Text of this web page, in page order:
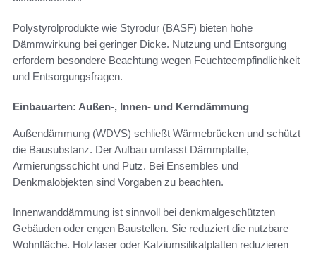
Polystyrolprodukte wie Styrodur (BASF) bieten hohe
Dämmwirkung bei geringer Dicke. Nutzung und Entsorgung
erfordern besondere Beachtung wegen Feuchteempfindlichkeit
und Entsorgungsfragen.
Einbauarten: Außen-, Innen- und Kerndämmung
Außendämmung (WDVS) schließt Wärmebrücken und schützt
die Bausubstanz. Der Aufbau umfasst Dämmplatte,
Armierungsschicht und Putz. Bei Ensembles und
Denkmalobjekten sind Vorgaben zu beachten.
Innenwanddämmung ist sinnvoll bei denkmalgeschützten
Gebäuden oder engen Baustellen. Sie reduziert die nutzbare
Wohnfläche. Holzfaser oder Kalziumsilikatplatten reduzieren